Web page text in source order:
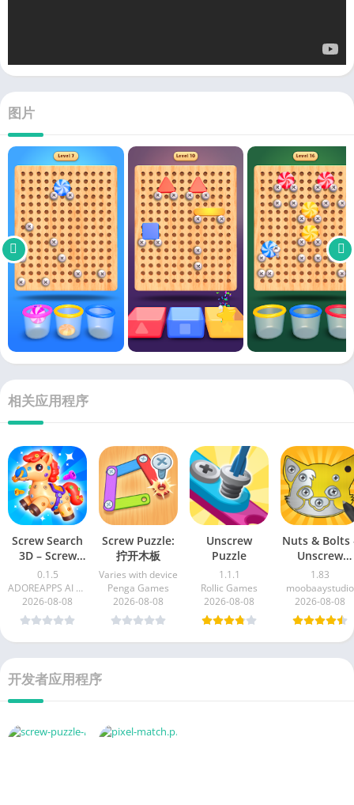
图片
相关应用程序
Screw Search
3D – Screw
Puzzle
0.1.5
ADOREAPPS AI LLP
2026-08-08
Screw Puzzle:
拧开木板
Varies with device
Penga Games
2026-08-08
Unscrew
Puzzle
1.1.1
Rollic Games
2026-08-08
Nuts & Bolts
Unscrew
Puzzle
1.83
moobaaystudio
2026-08-08
开发者应用程序